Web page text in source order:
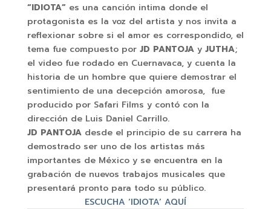
“IDIOTA”es una canción intima donde el
protagonista es la voz del artista y nos invita a
reflexionar sobre si el amor es correspondido, el
tema fue compuesto por JD PANTOJA y JUTHA;
el video fue rodado en Cuernavaca, y cuenta la
historia de un hombre que quiere demostrar el
sentimiento de una decepción amorosa, fue
producido por Safari Films y contó con la
dirección de Luis Daniel Carrillo.
JD PANTOJAdesde el principio de su carrera ha
demostrado ser uno de los artistas más
importantes de México y se encuentra en la
grabación de nuevos trabajos musicales que
presentará pronto para todo su público.
ESCUCHA ‘IDIOTA’ AQUÍ